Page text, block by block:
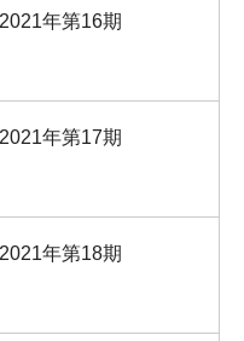
年第16期
年第17期
年第18期